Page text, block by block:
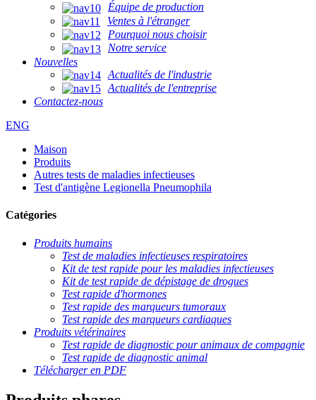
Équipe de production
Ventes à l'étranger
Pourquoi nous choisir
Notre service
Nouvelles
Actualités de l'industrie
Actualités de l'entreprise
Contactez-nous
ENG
Maison
Produits
Autres tests de maladies infectieuses
Test d'antigène Legionella Pneumophila
Catégories
Produits humains
Test de maladies infectieuses respiratoires
Kit de test rapide pour les maladies infectieuses
Kit de test rapide de dépistage de drogues
Test rapide d'hormones
Test rapide des marqueurs tumoraux
Test rapide des marqueurs cardiaques
Produits vétérinaires
Test rapide de diagnostic pour animaux de compagnie
Test rapide de diagnostic animal
Télécharger en PDF